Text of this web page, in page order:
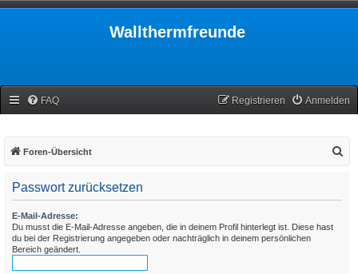
Wallthermfreunde
FAQ Anmelden
Registrieren
Foren-Übersicht
Passwort zurücksetzen
E-Mail-Adresse:
Du musst die E-Mail-Adresse angeben, die in deinem Profil hinterlegt ist. Diese hast
du bei der Registrierung angegeben oder nachträglich in deinem persönlichen
Bereich geändert.